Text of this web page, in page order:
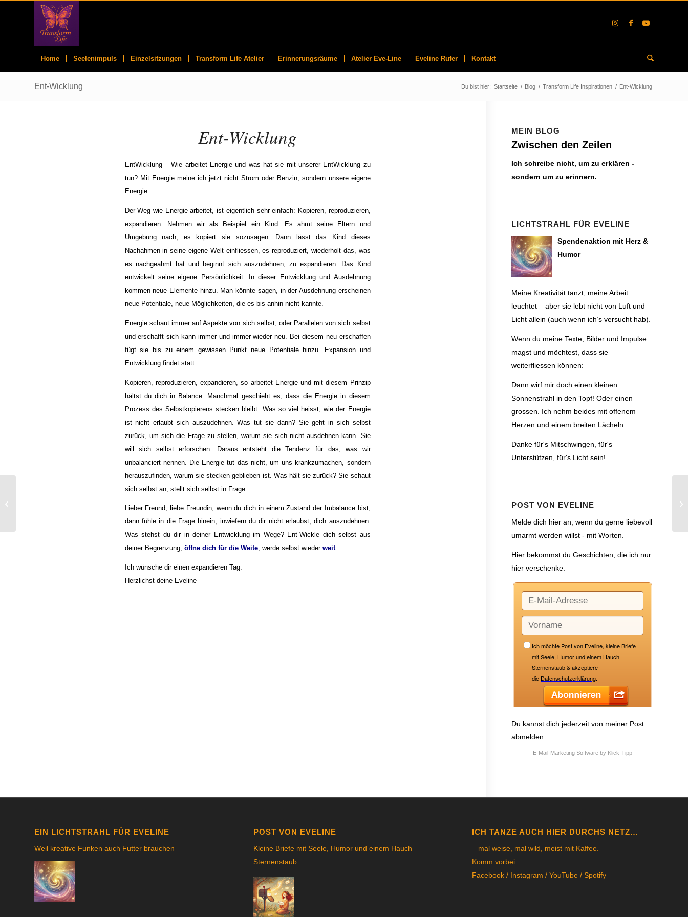
Home Seelenimpuls Einzelsitzungen Transform Life Atelier Erinnerungsräume Atelier Eve-Line Eveline Rufer Kontakt
Ent-Wicklung Du bist hier: Startseite / Blog / Transform Life Inspirationen / Ent-Wicklung
Ent-Wicklung
EntWicklung – Wie arbeitet Energie und was hat sie mit unserer EntWicklung zu
tun? Mit Energie meine ich jetzt nicht Strom oder Benzin, sondern unsere eigene
Energie.
Der Weg wie Energie arbeitet, ist eigentlich sehr einfach: Kopieren, reproduzieren,
expandieren. Nehmen wir als Beispiel ein Kind. Es ahmt seine Eltern und
Umgebung nach, es kopiert sie sozusagen. Dann lässt das Kind dieses
Nachahmen in seine eigene Welt einfliessen, es reproduziert, wiederholt das, was
es nachgeahmt hat und beginnt sich auszudehnen, zu expandieren. Das Kind
entwickelt seine eigene Persönlichkeit. In dieser Entwicklung und Ausdehnung
kommen neue Elemente hinzu. Man könnte sagen, in der Ausdehnung erscheinen
neue Potentiale, neue Möglichkeiten, die es bis anhin nicht kannte.
Energie schaut immer auf Aspekte von sich selbst, oder Parallelen von sich selbst
und erschafft sich kann immer und immer wieder neu. Bei diesem neu erschaffen
fügt sie bis zu einem gewissen Punkt neue Potentiale hinzu. Expansion und
Entwicklung findet statt.
Kopieren, reproduzieren, expandieren, so arbeitet Energie und mit diesem Prinzip
hältst du dich in Balance. Manchmal geschieht es, dass die Energie in diesem
Prozess des Selbstkopierens stecken bleibt. Was so viel heisst, wie der Energie
ist nicht erlaubt sich auszudehnen. Was tut sie dann? Sie geht in sich selbst
zurück, um sich die Frage zu stellen, warum sie sich nicht ausdehnen kann. Sie
will sich selbst erforschen. Daraus entsteht die Tendenz für das, was wir
unbalanciert nennen. Die Energie tut das nicht, um uns krankzumachen, sondern
herauszufinden, warum sie stecken geblieben ist. Was hält sie zurück? Sie schaut
sich selbst an, stellt sich selbst in Frage.
Lieber Freund, liebe Freundin, wenn du dich in einem Zustand der Imbalance bist,
dann fühle in die Frage hinein, inwiefern du dir nicht erlaubst, dich auszudehnen.
Was stehst du dir in deiner Entwicklung im Wege? Ent-Wickle dich selbst aus
deiner Begrenzung, öffne dich für die Weite, werde selbst wieder weit.
Ich wünsche dir einen expandieren Tag.
Herzlichst deine Eveline
MEIN BLOG
Zwischen den Zeilen
Ich schreibe nicht, um zu erklären -
sondern um zu erinnern.
LICHTSTRAHL FÜR EVELINE
Spendenaktion mit Herz &
Humor
Meine Kreativität tanzt, meine Arbeit
leuchtet – aber sie lebt nicht von Luft und
Licht allein (auch wenn ich’s versucht hab).
Wenn du meine Texte, Bilder und Impulse
magst und möchtest, dass sie
weiterfliessen können:
Dann wirf mir doch einen kleinen
Sonnenstrahl in den Topf! Oder einen
grossen. Ich nehm beides mit offenem
Herzen und einem breiten Lächeln.
Danke für's Mitschwingen, für's
Unterstützen, für's Licht sein!
POST VON EVELINE
Melde dich hier an, wenn du gerne liebevoll
umarmt werden willst - mit Worten.
Hier bekommst du Geschichten, die ich nur
hier verschenke.
Du kannst dich jederzeit von meiner Post
abmelden.
E-Mail-Marketing Software by Klick-Tipp
EIN LICHTSTRAHL FÜR EVELINE
Weil kreative Funken auch Futter brauchen
POST VON EVELINE
Kleine Briefe mit Seele, Humor und einem Hauch
Sternenstaub.
ICH TANZE AUCH HIER DURCHS NETZ…
– mal weise, mal wild, meist mit Kaffee.
Komm vorbei:
Facebook / Instagram /YouTube /Spotify